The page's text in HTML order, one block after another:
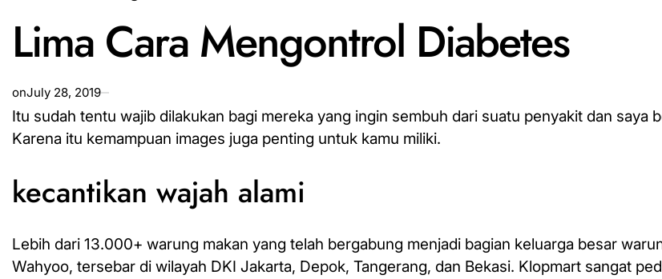
Lima Cara Mengontrol Diabetes
onJuly 28, 2019
Itu sudah tentu wajib dilakukan bagi mereka yang ingin sembuh dari suatu penyakit dan saya
Karena itu kemampuan images juga penting untuk kamu miliki.
kecantikan wajah alami
Lebih dari 13.000+ warung makan yang telah bergabung menjadi bagian keluarga besar
Wahyoo, tersebar di wilayah DKI Jakarta, Depok, Tangerang, dan Bekasi. Klopmart sangat